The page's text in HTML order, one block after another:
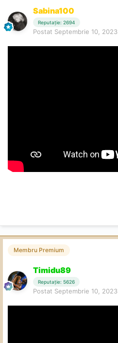
Sabina100
Reputație: 2694
Postat Septembrie 10, 2023
Membru Premium
Timidu89
Reputație: 5626
Postat Septembrie 10, 2023